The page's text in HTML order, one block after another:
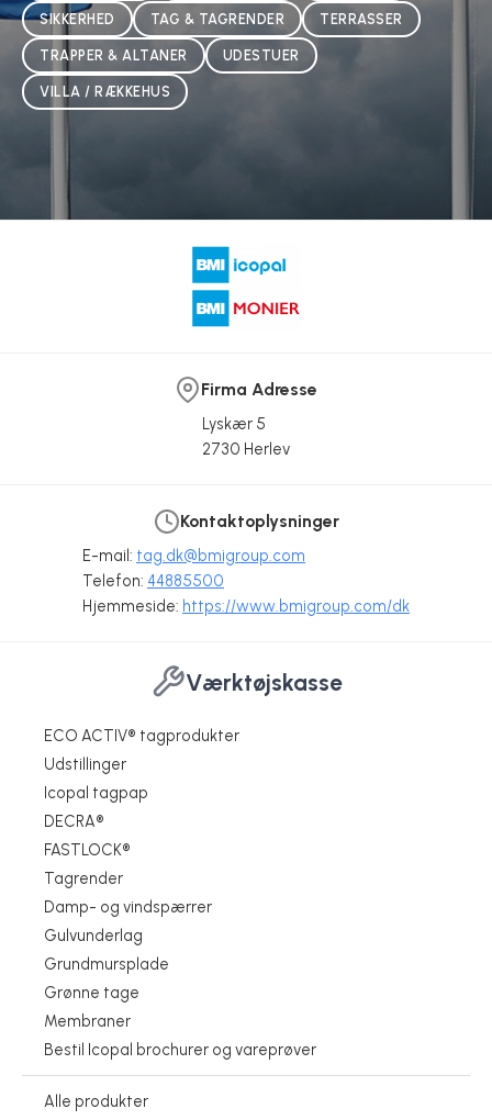
SIKKERHED TAG & TAGRENDER TERRASSER
TRAPPER & ALTANER UDESTUER
VILLA / RÆKKEHUS
Firma Adresse
Lyskær 5
2730 Herlev
Kontaktoplysninger
E-mail: tag.dk@bmigroup.com
Telefon: 44885500
Hjemmeside: https://www.bmigroup.com/dk
Værktøjskasse
ECO ACTIV® tagprodukter
Udstillinger
Icopal tagpap
DECRA®
FASTLOCK®
Tagrender
Damp- og vindspærrer
Gulvunderlag
Grundmursplade
Grønne tage
Membraner
Bestil Icopal brochurer og vareprøver
Alle produkter